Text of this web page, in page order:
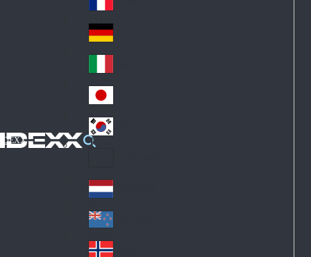
IDEXX
d
Fra
nc
e
Ge
an
y
Ital
y
Jap
an
Ko
Lat
in
A
me
ric
Ne
the
rla
Ne
w